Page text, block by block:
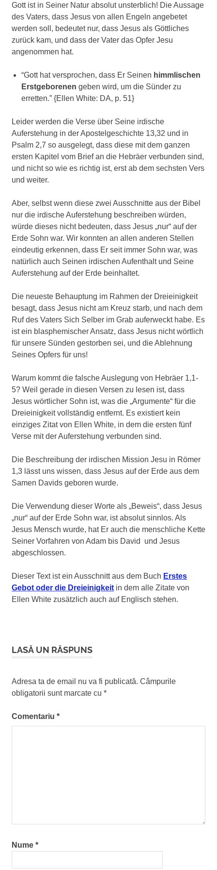
Gott ist in Seiner Natur absolut unsterblich! Die Aussage
des Vaters, dass Jesus von allen Engeln angebetet
werden soll, bedeutet nur, dass Jesus als Göttliches
zurück kam, und dass der Vater das Opfer Jesu
angenommen hat.
“Gott hat versprochen, dass Er Seinen himmlischen
Erstgeborenen geben wird, um die Sünder zu
erretten.” {Ellen White: DA, p. 51}
Leider werden die Verse über Seine irdische
Auferstehung in der Apostelgeschichte 13,32 und in
Psalm 2,7 so ausgelegt, dass diese mit dem ganzen
ersten Kapitel vom Brief an die Hebräer verbunden sind,
und nicht so wie es richtig ist, erst ab dem sechsten Vers
und weiter.
Aber, selbst wenn diese zwei Ausschnitte aus der Bibel
nur die irdische Auferstehung beschreiben würden,
würde dieses nicht bedeuten, dass Jesus „nur“ auf der
Erde Sohn war. Wir konnten an allen anderen Stellen
eindeutig erkennen, dass Er seit immer Sohn war, was
natürlich auch Seinen irdischen Aufenthalt und Seine
Auferstehung auf der Erde beinhaltet.
Die neueste Behauptung im Rahmen der Dreieinigkeit
besagt, dass Jesus nicht am Kreuz starb, und nach dem
Ruf des Vaters Sich Selber im Grab auferweckt habe. Es
ist ein blasphemischer Ansatz, dass Jesus nicht wörtlich
für unsere Sünden gestorben sei, und die Ablehnung
Seines Opfers für uns!
Warum kommt die falsche Auslegung von Hebräer 1,1-
5? Weil gerade in diesen Versen zu lesen ist, dass
Jesus wörtlicher Sohn ist, was die „Argumente“ für die
Dreieinigkeit vollständig entfernt. Es existiert kein
einziges Zitat von Ellen White, in dem die ersten fünf
Verse mit der Auferstehung verbunden sind.
Die Beschreibung der irdischen Mission Jesu in Römer
1,3 lässt uns wissen, dass Jesus auf der Erde aus dem
Samen Davids geboren wurde.
Die Verwendung dieser Worte als „Beweis“, dass Jesus
„nur“ auf der Erde Sohn war, ist absolut sinnlos. Als
Jesus Mensch wurde, hat Er auch die menschliche Kette
Seiner Vorfahren von Adam bis David und Jesus
abgeschlossen.
Dieser Text ist ein Ausschnitt aus dem Buch Erstes
Gebot oder die Dreieinigkeit in dem alle Zitate von
Ellen White zusätzlich auch auf Englisch stehen.
LASĂ UN RĂSPUNS
Adresa ta de email nu va fi publicată. Câmpurile
obligatorii sunt marcate cu *
Comentariu *
Nume *